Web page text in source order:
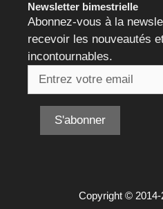
Newsletter bimestrielle
Abonnez-vous à la
recevoir les nouveautés
incontournables.
Copyright © 2014-